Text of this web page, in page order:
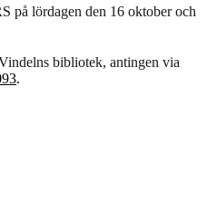
på lördagen den 16 oktober och
bibliotek, antingen via
.